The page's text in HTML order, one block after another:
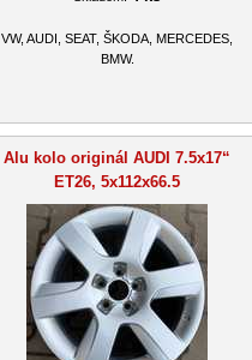
VW, AUDI, SEAT, ŠKODA, MERCEDES,
BMW.
Alu kolo originál AUDI 7.5x17“
ET26, 5x112x66.5